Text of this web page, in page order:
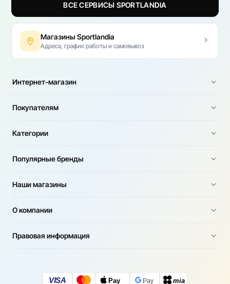
ВСЕ СЕРВИСЫ SPORTLANDIA
Магазины Sportlandia
Адреса, график работы и самовывоз
Интернет-магазин
Покупателям
Категории
Популярные бренды
Наши магазины
О компании
Правовая информация
VISA Pay Pay mia